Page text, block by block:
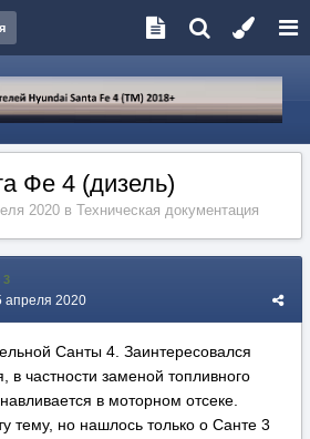
Фе 4 (дизель)
2020 в Техническая документация
3
апреля 2020
Санты 4. Заинтересовался
в частности заменой топливного
в моторном отсеке.
тему, но нашлось только о Санте 3